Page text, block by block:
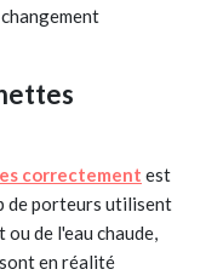
correctement est
de porteurs utilisent
de l'eau chaude,
en réalité